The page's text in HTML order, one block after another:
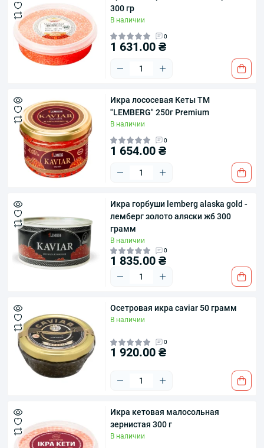
300 гр
В наличии
0
1 631.00 ₴
Икра лососевая Кеты ТМ
"LEMBERG" 250г Premium
В наличии
0
1 654.00 ₴
Икра горбуши lemberg alaska gold -
лемберг золото аляски жб 300
грамм
В наличии
0
1 835.00 ₴
Осетровая икра caviar 50 грамм
В наличии
0
1 920.00 ₴
Икра кетовая малосольная
зернистая 300 г
В наличии